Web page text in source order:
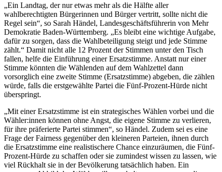
„Ein Landtag, der nur etwas mehr als die Hälfte aller
wahlberechtigten Bürgerinnen und Bürger vertritt, sollte nicht die
Regel sein“, so Sarah Händel, Landesgeschäftsführerin von Mehr
Demokratie Baden-Württemberg. „Es bleibt eine wichtige Aufgabe,
dafür zu sorgen, dass die Wahlbeteiligung steigt und jede Stimme
zählt.“ Damit nicht alle 12 Prozent der Stimmen unter den Tisch
fallen, helfe die Einführung einer Ersatzstimme. Anstatt nur einer
Stimme könnten die Wählenden auf dem Wahlzettel dann
vorsorglich eine zweite Stimme (Ersatzstimme) abgeben, die zählen
würde, falls die erstgewählte Partei die Fünf-Prozent-Hürde nicht
überspringt.
„Mit einer Ersatzstimme ist ein strategisches Wählen vorbei und die
Wähler:innen können ohne Angst, die eigene Stimme zu verlieren,
für ihre präferierte Partei stimmen“, so Händel. Zudem sei es eine
Frage der Fairness gegenüber den kleineren Parteien, ihnen durch
die Ersatzstimme eine realistischere Chance einzuräumen, die Fünf-
Prozent-Hürde zu schaffen oder sie zumindest wissen zu lassen, wie
viel Rückhalt sie in der Bevölkerung tatsächlich haben. Ein